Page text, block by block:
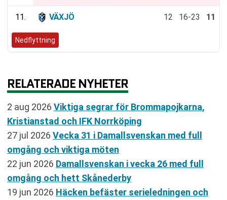
11. VÄXJÖ 12 16-23 11
Nedflyttning
RELATERADE NYHETER
2 aug 2026 Viktiga segrar för Brommapojkarna,
Kristianstad och IFK Norrköping
27 jul 2026 Vecka 31 i Damallsvenskan med full
omgång och viktiga möten
22 jun 2026 Damallsvenskan i vecka 26 med full
omgång och hett Skånederby
19 jun 2026 Häcken befäster serieledningen och